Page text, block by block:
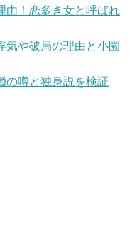
由！恋多き女と呼ばれ
気や破局の理由と小園
の噂と独身説を検証